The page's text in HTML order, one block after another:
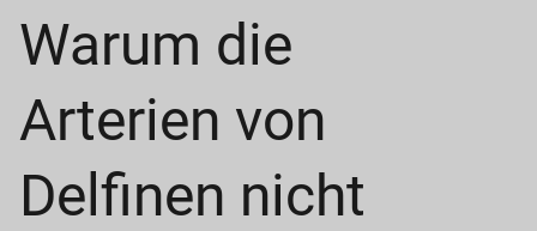
Warum die
Arterien von
Delfinen nicht